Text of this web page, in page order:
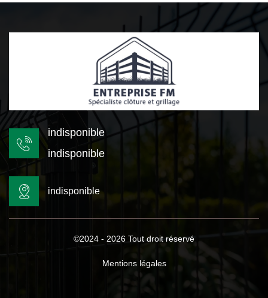
indisponible
indisponible
indisponible
©2024 - 2026 Tout droit réservé
Mentions légales